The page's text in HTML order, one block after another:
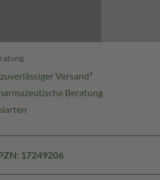
Versand³
Beratung
17249206